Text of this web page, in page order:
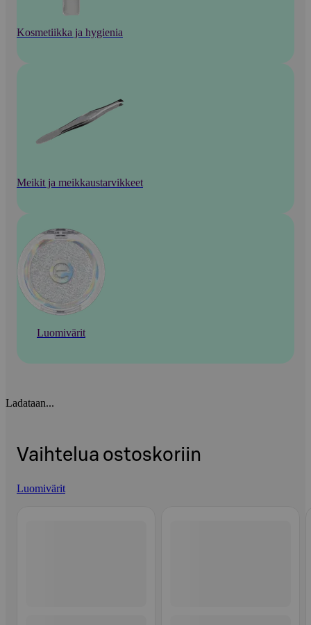
Kosmetiikka ja hygienia
Meikit ja meikkaustarvikkeet
Luomivärit
Ladataan...
Vaihtelua ostoskoriin
Luomivärit